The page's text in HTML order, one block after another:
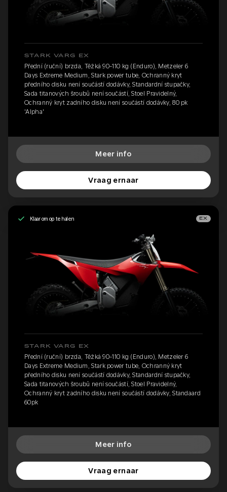
STARK VARG EX
Přední (ruční) brzda, Těžká 90-110 kg (Enduro), Metzeler 6
Days Extreme Medium, Stark power tube, Ochranný kryt
předního disku není součástí dodávky, Standardní stupačky,
Sada titanových šroubů není součástí, Stoel Pravidelný,
Ochranný kryt zadního disku není součástí dodávky, 80 pk
'Alpha'
Meer info
Vraag ernaar
Klaar om op te halen EX
STARK VARG EX
Přední (ruční) brzda, Těžká 90-110 kg (Enduro), Metzeler 6
Days Extreme Medium, Stark power tube, Ochranný kryt
předního disku není součástí dodávky, Standardní stupačky,
Sada titanových šroubů není součástí, Stoel Pravidelný,
Ochranný kryt zadního disku není součástí dodávky, Standaard
60pk
Meer info
Vraag ernaar